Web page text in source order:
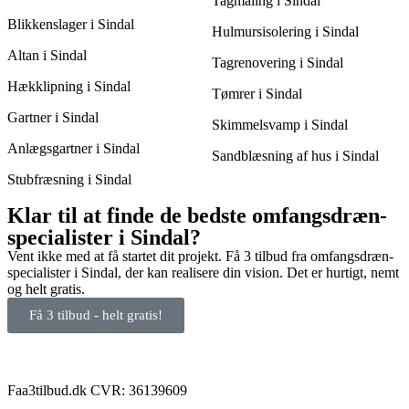
Blikkenslager i Sindal
Altan i Sindal
Hækklipning i Sindal
Gartner i Sindal
Anlægsgartner i Sindal
Stubfræsning i Sindal
Hulmursisolering i Sindal
Tagrenovering i Sindal
Tømrer i Sindal
Skimmelsvamp i Sindal
Sandblæsning af hus i Sindal
Klar til at finde de bedste omfangsdræn-
specialister i Sindal?
Vent ikke med at få startet dit projekt. Få 3 tilbud fra omfangsdræn-
specialister i Sindal, der kan realisere din vision. Det er hurtigt, nemt
og helt gratis.
Få 3 tilbud - helt gratis!
Faa3tilbud.dk CVR: 36139609